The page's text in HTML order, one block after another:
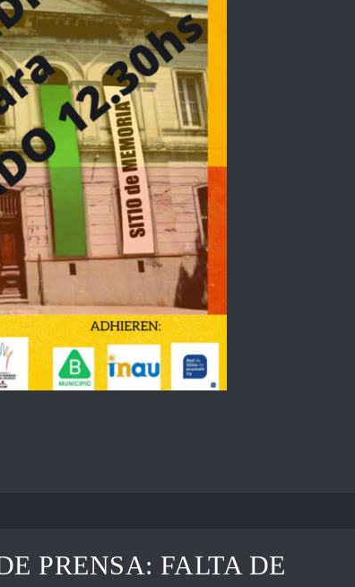
PRENSA: FALTA DE